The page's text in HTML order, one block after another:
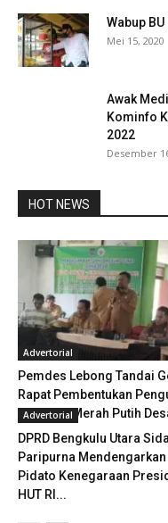
Wabup
Mei 15, 2020
Awak
Kominfo
2022
Desember
HOT NEWS
Advertorial
Pemdes Lebong Tandai
Rapat Pembentukan
koperasi Merah Putih
Advertorial
DPRD Bengkulu Utara
Paripurna Mendengarkan
Pidato Kenegaraan
HUT RI...